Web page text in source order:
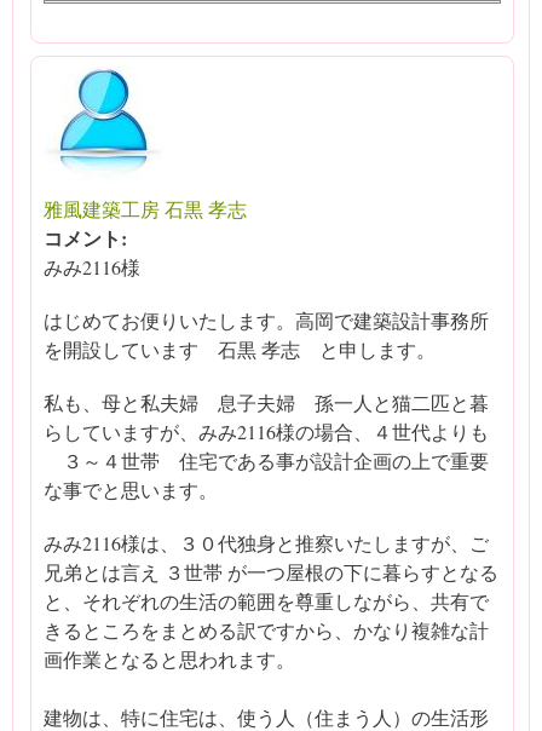
雅風建築工房 石黒 孝志
コメント:
みみ2116様
はじめてお便りいたします。高岡で建築設計事務所
を開設しています 石黒 孝志 と申します。
私も、母と私夫婦 息子夫婦 孫一人と猫二匹と暮
らしていますが、みみ2116様の場合、４世代よりも
３～４世帯 住宅である事が設計企画の上で重要
な事でと思います。
みみ2116様は、３０代独身と推察いたしますが、ご
兄弟とは言え ３世帯 が一つ屋根の下に暮らすとなる
と、それぞれの生活の範囲を尊重しながら、共有で
きるところをまとめる訳ですから、かなり複雑な計
画作業となると思われます。
建物は、特に住宅は、使う人（住まう人）の生活形